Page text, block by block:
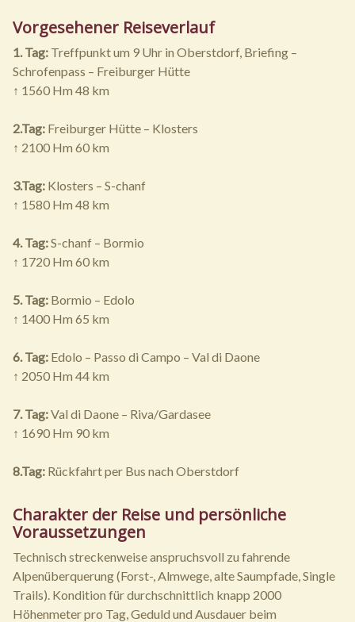
Vorgesehener Reiseverlauf
1. Tag: Treffpunkt um 9 Uhr in Oberstdorf, Briefing –
Schrofenpass – Freiburger Hütte
↑ 1560 Hm 48 km
2.Tag: Freiburger Hütte – Klosters
↑ 2100 Hm 60 km
3.Tag: Klosters – S-chanf
↑ 1580 Hm 48 km
4. Tag:S-chanf – Bormio
↑ 1720 Hm 60 km
5. Tag: Bormio – Edolo
↑ 1400 Hm 65 km
6. Tag: Edolo – Passo di Campo – Val di Daone
↑ 2050 Hm 44 km
7. Tag:Val di Daone – Riva/Gardasee
↑ 1690 Hm 90 km
8.Tag: Rückfahrt per Bus nach Oberstdorf
Charakter der Reise und persönliche
Voraussetzungen
Technisch streckenweise anspruchsvoll zu fahrende
Alpenüberquerung (Forst-, Almwege, alte Saumpfade, Single
Trails). Kondition für durchschnittlich knapp 2000
Höhenmeter pro Tag, Geduld und Ausdauer beim